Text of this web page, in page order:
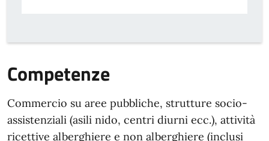
Competenze
Commercio su aree pubbliche, strutture socio-
assistenziali (asili nido, centri diurni ecc.), attività
ricettive alberghiere e non alberghiere (inclusi